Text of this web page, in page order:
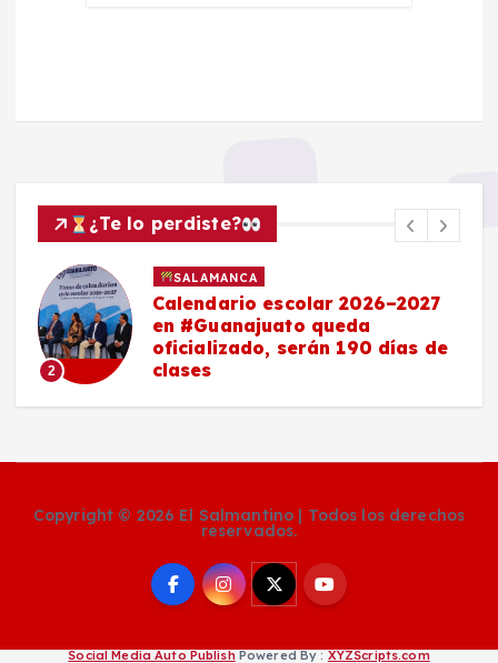
¿Te lo perdiste?
2
SALAMANCA
Calendario escolar 2026–2027
en #Guanajuato queda
oficializado, serán 190 días de
clases
Copyright © 2026 El Salmantino | Todos los derechos
reservados.
Social Media Auto Publish Powered By : XYZScripts.com